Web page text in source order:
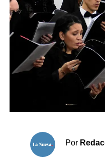
Sociedad y tiempo libre
El tiempo
Suplementos
Servicios
Por